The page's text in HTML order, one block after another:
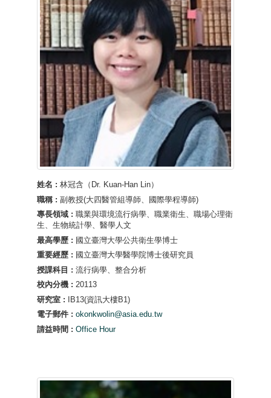
姓名 : 林冠含（Dr. Kuan-Han Lin）
職稱 : 副教授(大四醫管組導師、國際學程導師)
專長領域 : 職業與環境流行病學、職業衛生、職場心理衛
生、生物統計學、醫學人文
最高學歷 : 國立臺灣大學公共衛生學博士
重要經歷 : 國立臺灣大學醫學院博士後研究員
授課科目 : 流行病學、整合分析
校內分機 : 20113
研究室 :
IB13(資訊大樓B1)
電子郵件 : okonkwolin@asia.edu.tw
請益時間 : Office Hour